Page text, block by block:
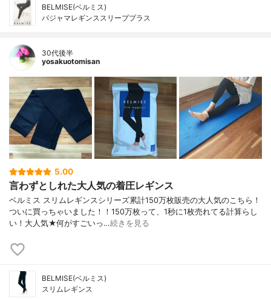
BELMISE(ベルミス)
パジャマレギンススリーププラス
30代後半
yosakuotomisan
5.00
言わずとしれた大人気の着圧レギンス
ベルミス スリムレギンスシリーズ累計150万枚販売の大人気のこちら！
ついに買っちゃいました！！150万枚って、1秒に1枚売れてる計算らし
い！大人気★何がすごいっ…続きを見る
BELMISE(ベルミス)
スリムレギンス